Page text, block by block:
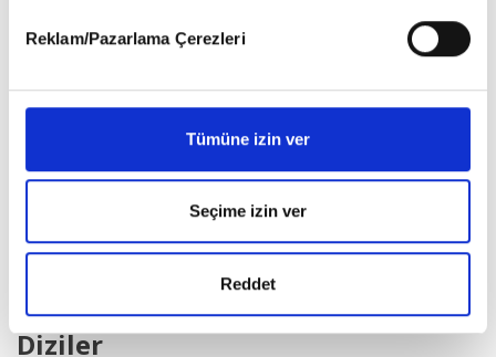
Reklam/Pazarlama Çerezleri
Tümüne izin ver
Seçime izin ver
Reddet
Satın Al
Diziler